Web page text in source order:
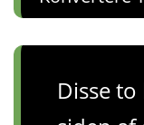
Disse